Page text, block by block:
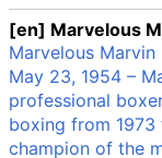
[en] Marvelous
Marvelous
May 23, 1954 –
professional
boxing from 1973
champion of the